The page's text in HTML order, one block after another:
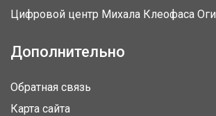
Цифровой центр Михала Клеофаса
Дополнительно
Обратная связь
Карта сайта